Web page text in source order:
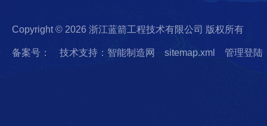
Copyright © 2026 浙江蓝箭工程技术有限公司 版权所有
备案号： 技术支持：智能制造网 sitemap.xml 管理登陆